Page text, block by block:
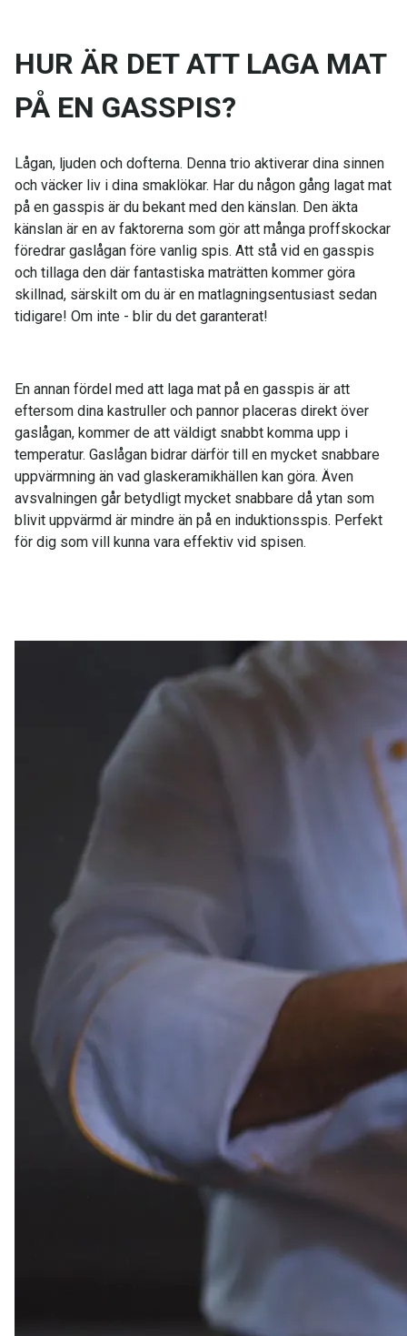
HUR ÄR DET ATT LAGA MAT
PÅ EN GASSPIS?
Lågan, ljuden och dofterna. Denna trio aktiverar dina sinnen
och väcker liv i dina smaklökar. Har du någon gång lagat mat
på en gasspis är du bekant med den känslan. Den äkta
känslan är en av faktorerna som gör att många proffskockar
föredrar gaslågan före vanlig spis. Att stå vid en gasspis
och tillaga den där fantastiska maträtten kommer göra
skillnad, särskilt om du är en matlagningsentusiast sedan
tidigare! Om inte - blir du det garanterat!
En annan fördel med att laga mat på en gasspis är att
eftersom dina kastruller och pannor placeras direkt över
gaslågan, kommer de att väldigt snabbt komma upp i
temperatur. Gaslågan bidrar därför till en mycket snabbare
uppvärmning än vad glaskeramikhällen kan göra. Även
avsvalningen går betydligt mycket snabbare då ytan som
blivit uppvärmd är mindre än på en induktionsspis. Perfekt
för dig som vill kunna vara effektiv vid spisen.